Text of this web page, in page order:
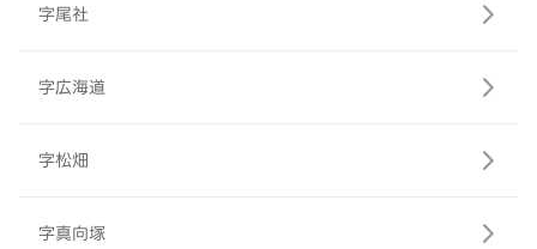
字尾社
字広海道
字松畑
字真向塚